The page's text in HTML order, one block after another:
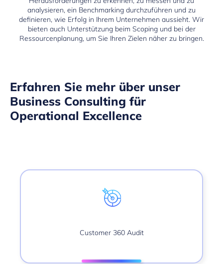
analysieren, ein Benchmarking durchzuführen und zu
definieren, wie Erfolg in Ihrem Unternehmen aussieht. Wir
bieten auch Unterstützung beim Scoping und bei der
Ressourcenplanung, um Sie Ihren Zielen näher zu bringen.
Erfahren Sie mehr über unser
Business Consulting für
Operational Excellence
Customer 360 Audit